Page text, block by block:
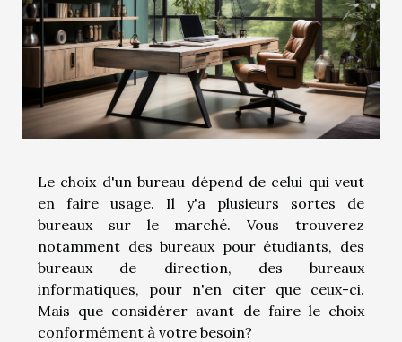
Le choix d'un bureau dépend de celui qui veut
en faire usage. Il y'a plusieurs sortes de
bureaux sur le marché. Vous trouverez
notamment des bureaux pour étudiants, des
bureaux de direction, des bureaux
informatiques, pour n'en citer que ceux-ci.
Mais que considérer avant de faire le choix
conformément à votre besoin?